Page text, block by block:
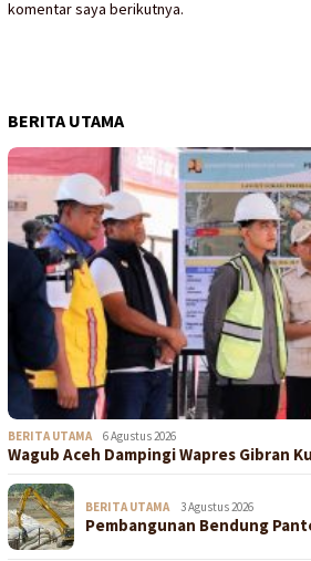
komentar saya berikutnya.
BERITA UTAMA
BERITA UTAMA 6 Agustus 2026
Wagub Aceh Dampingi Wapres Gibran
BERITA UTAMA 3 Agustus 2026
Pembangunan Bendung